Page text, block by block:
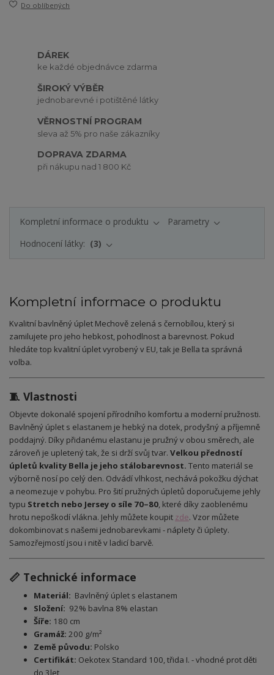
Do oblíbených
DÁREK
ke každé objednávce zdarma
ŠIROKÝ VÝBĚR
jednobarevné i potištěné látky
VĚRNOSTNÍ PROGRAM
sleva až 5% pro naše zákazníky
DOPRAVA ZDARMA
při nákupu nad 1 800 Kč
Kompletní informace o produktu
Parametry
Hodnocení látky:
3
Kompletní informace o produktu
Kvalitní bavlněný úplet Mechově zelená s černobílou, který si
zamilujete pro jeho hebkost, pohodlnost a barevnost. Pokud
hledáte top kvalitní úplet vyrobený v EU, tak je Bella ta správná
volba.
🧵 Vlastnosti
Objevte dokonalé spojení přírodního komfortu a moderní pružnosti.
Bavlněný úplet s elastanem je hebký na dotek, prodyšný a příjemně
poddajný. Díky přidanému elastanu je pružný v obou směrech, ale
zároveň je upletený tak, že si drží svůj tvar. Velkou předností
úpletů kvality Bella je jeho stálobarevnost. Tento materiál se
výborně nosí po celý den. Odvádí vlhkost, nechává pokožku dýchat
a neomezuje v pohybu. Pro šití pružných úpletů doporučujeme jehly
typu Stretch nebo Jersey o síle 70–80, které díky zaoblenému
hrotu nepoškodí vlákna. Jehly můžete koupit zde. Vzor můžete
dokombinovat s našemi jednobarevkami - náplety či úplety.
Samozřejmostí jsou i nitě v ladicí barvě.
📏 Technické informace
Materiál: Bavlněný úplet s elastanem
Složení: 92% bavlna 8% elastan
Šíře: 180 cm
Gramáž: 200 g/m²
Země původu: Polsko
Certifikát: Oekotex Standard 100, třida I. - vhodné prot děti
do 3let